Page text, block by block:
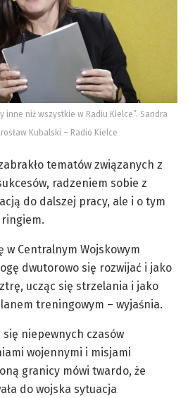
inne niż wszystkie w Radiu Kielce”. Sandra
Kubalski – Radio Kielce
tematów związanych z
radzeniem sobie z
do dalszej pracy, ale i o tym
w Centralnym Wojskowym
dwutorowo się rozwijać i jako
ucząc się strzelania i jako
treningowym – wyjaśnia.
niepewnych czasów
wojennymi i misjami
granicy mówi twardo, że
do wojska sytuacja